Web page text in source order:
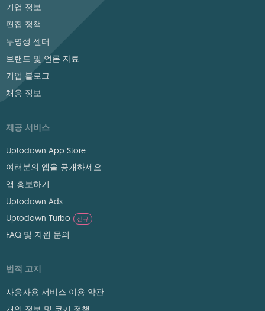
기업 정보
편집 정책
투명성 센터
브랜드 및 언론 자료
기업 블로그
채용 정보
제공 서비스
Uptodown App Store
여러분의 앱을 공개하세요
앱 홍보하기
Uptodown Ads
Uptodown Turbo
신규
FAQ 및 지원 문의
법적 고지
사용자용 서비스 이용 약관